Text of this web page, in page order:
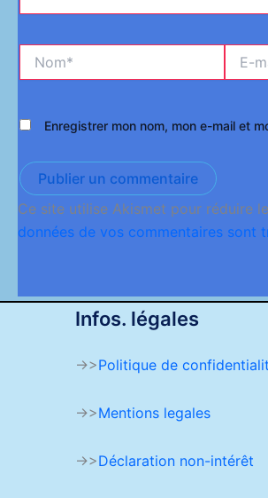
mail*
Enregistrer mon nom, mon e-mail et
Ce site utilise Akismet pour réduire
données de vos commentaires sont
Infos. légales
->>Politique de
->>Mentions legales
->>Déclaration non-intérêt